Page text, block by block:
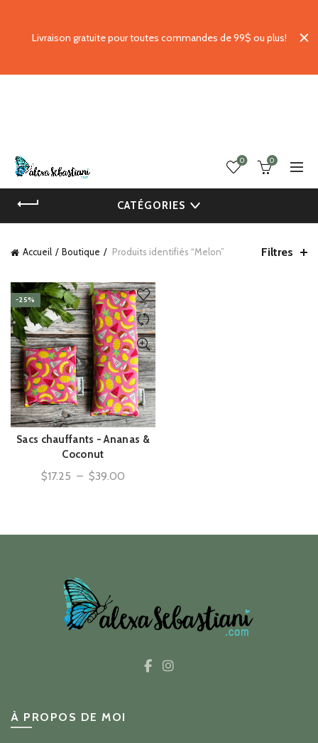
0 0
CATÉGORIES
Accueil Boutique Produits identifiés “Melon” Filtres
-25%
ACHAT RAPIDE
Sacs chauffants - Ananas &
Coconut
$17.25 – $39.00
À PROPOS DE MOI
Livraison gratuite pour toutes commandes de 99$ ou plus!